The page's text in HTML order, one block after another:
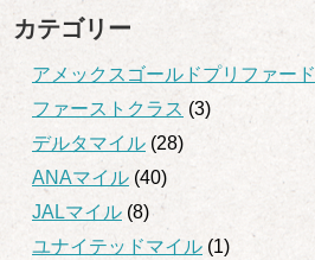
カテゴリー
アメックスゴールドプリファード
ファーストクラス (3)
デルタマイル (28)
ANAマイル (40)
JALマイル (8)
ユナイテッドマイル (1)